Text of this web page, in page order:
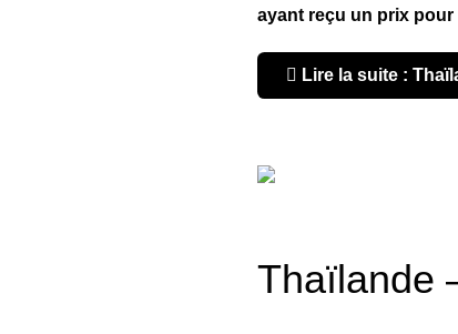
ayant reçu un prix
Lire la suite :
Thaïlande